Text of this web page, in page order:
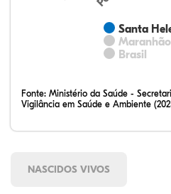
Santa
Maranhão
Brasil
Fonte: Ministério da Saúde -
Vigilância em Saúde e Ambiente
NASCIDOS VIVOS